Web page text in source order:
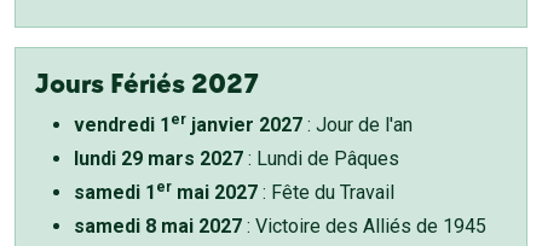
Jours Fériés 2027
vendredi 1 er janvier 2027 : Jour de l'an
lundi 29 mars 2027 : Lundi de Pâques
samedi 1 er mai 2027 : Fête du Travail
samedi 8 mai 2027 : Victoire des Alliés de 1945